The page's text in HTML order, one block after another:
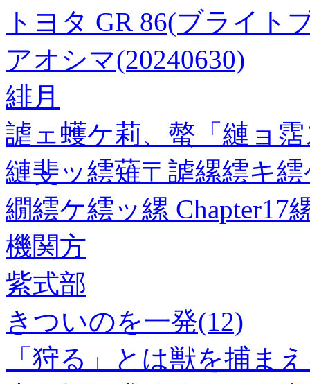
トヨタ GR 86(ブライト
アオシマ(20240630)
緋月
謔ェ蠖ケ莉、螫「縺ョ
縺斐ッ繧薙〒謔縲繧キ
繝繧ケ繧ッ縲 Chapter17
機関方
紫式部
きついのを一発(12)
「狩る」とは獣を捕ま